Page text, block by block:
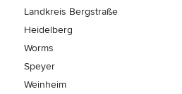
Landkreis Bergstraße
Heidelberg
Worms
Speyer
Weinheim